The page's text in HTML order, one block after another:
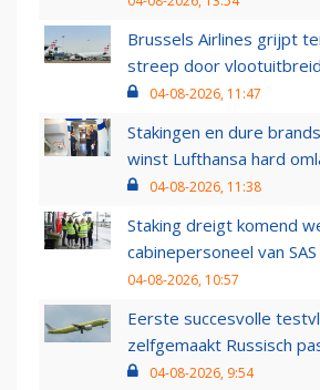
Brussels Airlines grijpt
streep door
04-08-2026, 11:47
Stakingen en dure
winst Lufthansa hard
04-08-2026, 11:38
Staking dreigt komend
cabinepersoneel van
04-08-2026, 10:57
Eerste succesvolle
zelfgemaakt Russisch
04-08-2026, 9:54